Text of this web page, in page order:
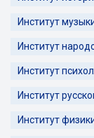
Институт
Институт
Институт
Институт
Институт